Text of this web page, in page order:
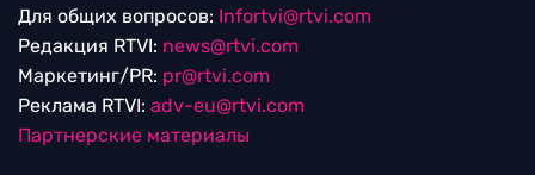
Для общих вопросов: Infortvi@rtvi.com
Редакция RTVI: news@rtvi.com
Маркетинг/PR: pr@rtvi.com
Реклама RTVI: adv-eu@rtvi.com
Партнерские материалы